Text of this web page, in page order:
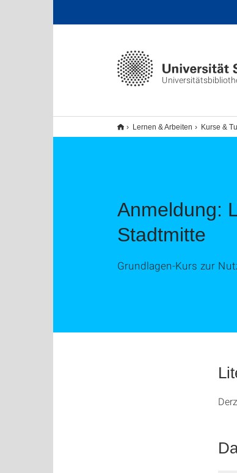
Lernen & Arbeiten Kurse &
Anmeldung:
Stadtmitte
Grundlagen-Kurs zur